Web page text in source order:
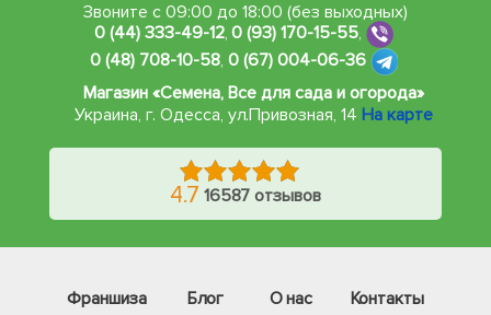
Звоните с 09:00 до 18:00 (без выходных)
0 (44) 333-49-12,0 (93) 170-15-55,
0 (48) 708-10-58, 0 (67) 004-06-36
Магазин «Семена, Все для сада и огорода»
Украина, г. Одесса, ул.Привозная, 14 На карте
4.7 16587 отзывов
Франшиза Блог О нас
Контакты